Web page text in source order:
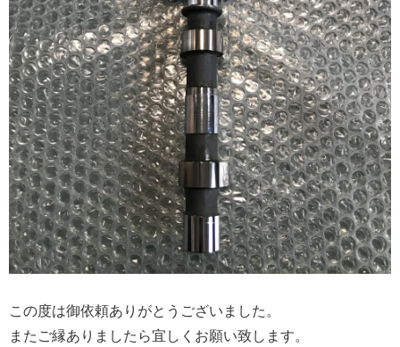
この度は御依頼ありがとうございました。
またご縁ありましたら宜しくお願い致します。